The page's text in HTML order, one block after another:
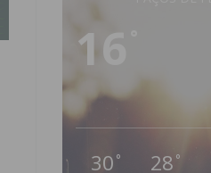
16
30 ° 28 °